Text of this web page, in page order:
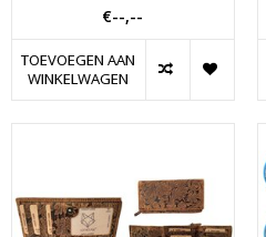
€--,--
TOEVOEGEN AAN
WINKELWAGEN